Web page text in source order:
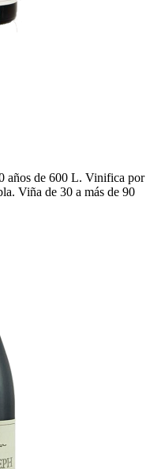
años de 600 L. Vinifica por
Viña de 30 a más de 90